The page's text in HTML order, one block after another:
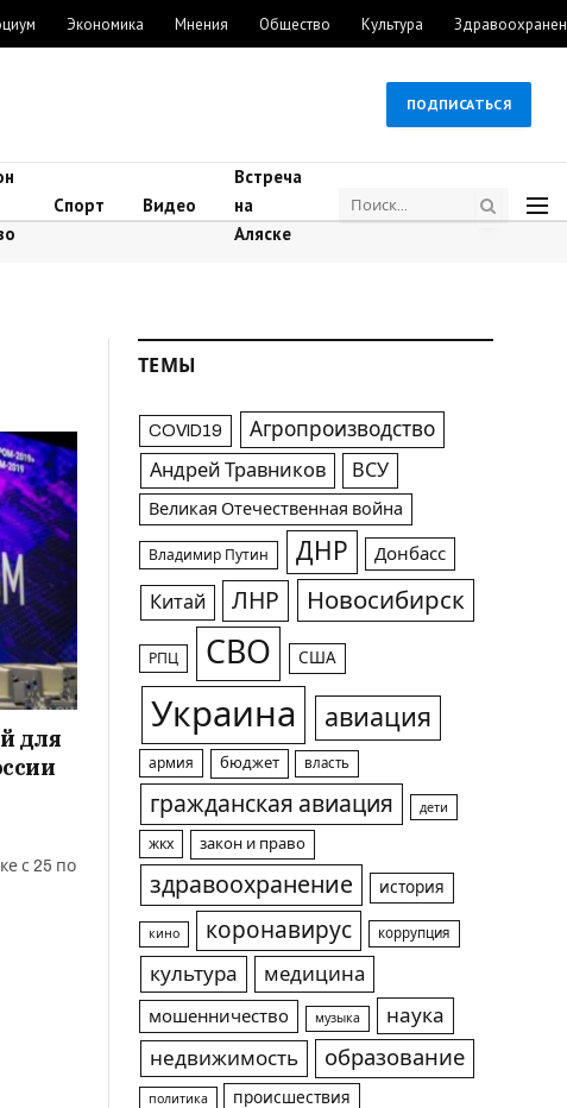
Экономика Мнения Общество Культура
ПОДПИСАТЬСЯ
Спорт Видео
Встреча
на
Аляске
для
с 25 по
ТЕМЫ
COVID19 Агропроизводство
Андрей Травников ВСУ
Великая Отечественная война
Владимир Путин ДНР Донбасс
Китай ЛНР Новосибирск
РПЦ СВО США
Украина авиация
армия бюджет власть
гражданская авиация дети
жкх закон и право
здравоохранение история
кино коронавирус коррупция
культура медицина
мошенничество музыка
наука
недвижимость
образование
политика происшествия